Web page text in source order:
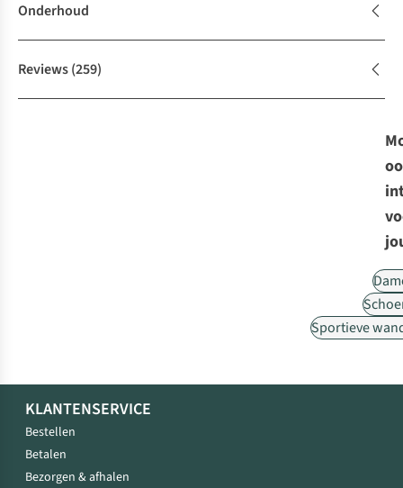
Onderhoud
Reviews(259)
Sportieve
KLANTENSERVICE
Bestellen
Betalen
Bezorgen & afhalen